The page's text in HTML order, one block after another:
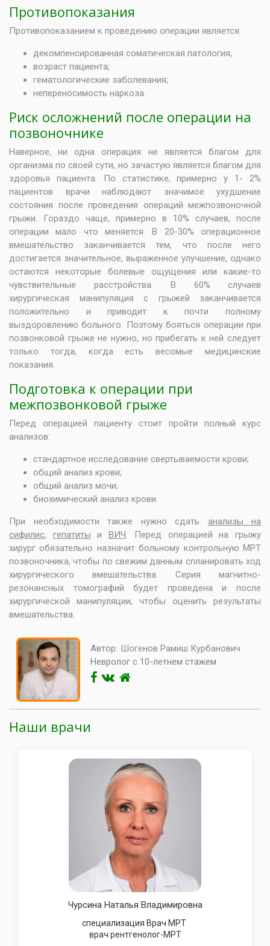
Противопоказания
Противопоказанием к проведению операции является:
декомпенсированная соматическая патология;
возраст пациента;
гематологические заболевания;
непереносимость наркоза.
Риск осложнений после операции на
позвоночнике
Наверное, ни одна операция не является благом для
организма по своей сути, но зачастую является благом для
здоровья пациента. По статистике, примерно у 1- 2%
пациентов врачи наблюдают значимое ухудшение
состояния после проведения операций межпозвоночной
грыжи. Гораздо чаще, примерно в 10% случаев, после
операции мало что меняется. В 20-30% операционное
вмешательство заканчивается тем, что после него
достигается значительное, выраженное улучшение, однако
остаются некоторые болевые ощущения или какие-то
чувствительные расстройства. В 60% случаев
хирургическая манипуляция с грыжей заканчивается
положительно и приводит к почти полному
выздоровлению больного. Поэтому бояться операции при
позвонковой грыже не нужно, но прибегать к ней следует
только тогда, когда есть весомые медицинские
показания.
Подготовка к операции при
межпозвонковой грыже
Перед операцией пациенту стоит пройти полный курс
анализов:
стандартное исследование свертываемости крови;
общий анализ крови;
общий анализ мочи;
биохимический анализ крови.
При необходимости также нужно сдать анализы на
сифилис, гепатиты иВИЧ. Перед операцией на грыжу
хирург обязательно назначит больному контрольную МРТ
позвоночника, чтобы по свежим данным спланировать ход
хирургического вмешательства. Серия магнитно-
резонансных томографий будет проведена и после
хирургической манипуляции, чтобы оценить результаты
вмешательства.
Автор: Шогенов Рамиш Курбанович
Невролог с 10-летнем стажем
Наши врачи
Чурсина Наталья Владимировна
специализация Врач МРТ
врач рентгенолог-МРТ